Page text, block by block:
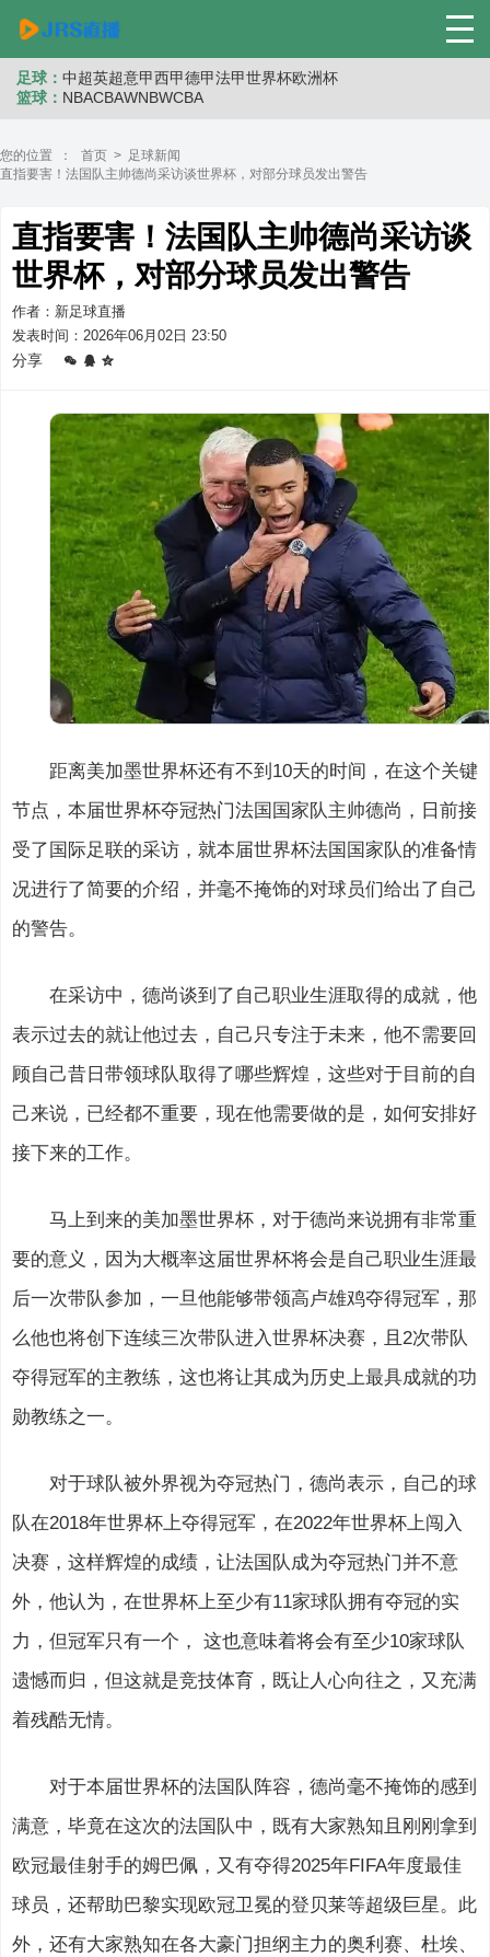
足球： 中超英超意甲西甲德甲法甲世界杯欧洲杯
篮球： NBACBAWNBWCBA
您的位置 ： 首页 > 足球新闻
直指要害！法国队主帅德尚采访谈世界杯，对部分球员发出警告
直指要害！法国队主帅德尚采访谈
世界杯，对部分球员发出警告
作者：新足球直播
发表时间：2026年06月02日 23:50
分享
距离美加墨世界杯还有不到10天的时间，在这个关键
节点，本届世界杯夺冠热门法国国家队主帅德尚，日前接
受了国际足联的采访，就本届世界杯法国国家队的准备情
况进行了简要的介绍，并毫不掩饰的对球员们给出了自己
的警告。
在采访中，德尚谈到了自己职业生涯取得的成就，他
表示过去的就让他过去，自己只专注于未来，他不需要回
顾自己昔日带领球队取得了哪些辉煌，这些对于目前的自
己来说，已经都不重要，现在他需要做的是，如何安排好
接下来的工作。
马上到来的美加墨世界杯，对于德尚来说拥有非常重
要的意义，因为大概率这届世界杯将会是自己职业生涯最
后一次带队参加，一旦他能够带领高卢雄鸡夺得冠军，那
么他也将创下连续三次带队进入世界杯决赛，且2次带队
夺得冠军的主教练，这也将让其成为历史上最具成就的功
勋教练之一。
对于球队被外界视为夺冠热门，德尚表示，自己的球
队在2018年世界杯上夺得冠军，在2022年世界杯上闯入
决赛，这样辉煌的成绩，让法国队成为夺冠热门并不意
外，他认为，在世界杯上至少有11家球队拥有夺冠的实
力，但冠军只有一个， 这也意味着将会有至少10家球队
遗憾而归，但这就是竞技体育，既让人心向往之，又充满
着残酷无情。
对于本届世界杯的法国队阵容，德尚毫不掩饰的感到
满意，毕竟在这次的法国队中，既有大家熟知且刚刚拿到
欧冠最佳射手的姆巴佩，又有夺得2025年FIFA年度最佳
球员，还帮助巴黎实现欧冠卫冕的登贝莱等超级巨星。此
外，还有大家熟知在各大豪门担纲主力的奥利赛、杜埃、